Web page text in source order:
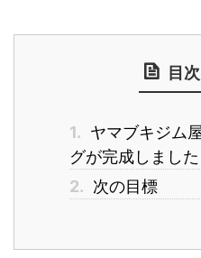
目次
1. ヤマブキジム
グが完成しました
2. 次の目標